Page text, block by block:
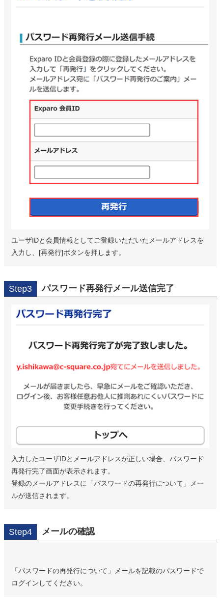
ユーザIDと会員情報としてご登録いただいたメールアドレスを
入力し、[再発行]ボタンを押します。
Step3 パスワード再発行メール送信完了
入力したユーザIDとメールアドレスが正しい場合、パスワード
再発行完了画面が表示されます。
登録のメールアドレスに「パスワードの再発行について」メー
ルが送信されます。
Step4 メールの確認
「パスワードの再発行について」メールを記載のパスワードで
ログインしてください。